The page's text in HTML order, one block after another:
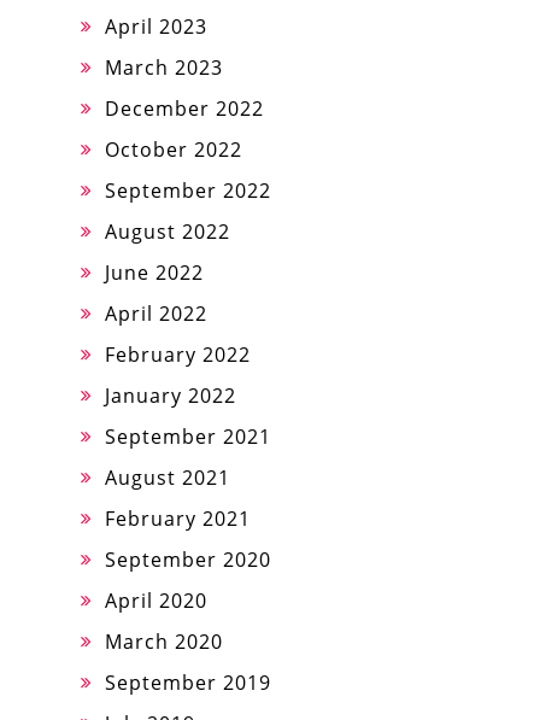
April 2023
March 2023
December 2022
October 2022
September 2022
August 2022
June 2022
April 2022
February 2022
January 2022
September 2021
August 2021
February 2021
September 2020
April 2020
March 2020
September 2019